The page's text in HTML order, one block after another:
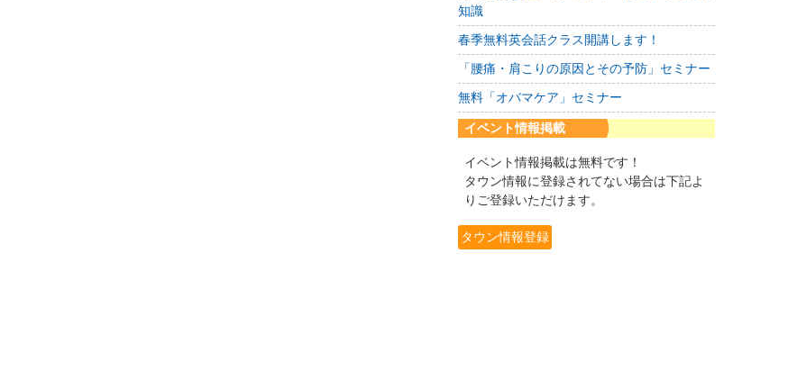
知識
春季無料英会話クラス開講します！
「腰痛・肩こりの原因とその予防」セミナー
無料「オバマケア」セミナー
イベント情報掲載
イベント情報掲載は無料です！
タウン情報に登録されてない場合は下記よ
りご登録いただけます。
タウン情報登録